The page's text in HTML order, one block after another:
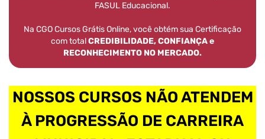
FASUL Educacional.
Na CGO Cursos Grátis Online, você obtém sua Certificação
com totalCREDIBILIDADE, CONFIANÇA e
RECONHECIMENTO NO MERCADO.
NOSSOS CURSOS NÃO ATENDEM
À PROGRESSÃO DE CARREIRA